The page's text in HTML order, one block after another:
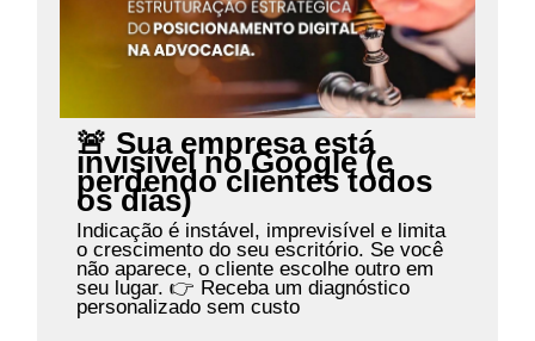
🚨 Sua empresa está
invisível no Google (e
perdendo clientes todos
os dias)
Indicação é instável, imprevisível e limita
o crescimento do seu escritório. Se você
não aparece, o cliente escolhe outro em
seu lugar. 👉 Receba um diagnóstico
personalizado sem custo